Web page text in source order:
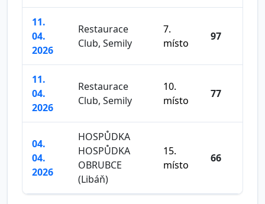
11.
04.
2026
Restaurace
Club, Semily
7.
místo
97
11.
04.
2026
Restaurace
Club, Semily
10.
místo
77
04.
04.
2026
HOSPŮDKA
HOSPŮDKA
OBRUBCE
(Libáň)
15.
místo
66